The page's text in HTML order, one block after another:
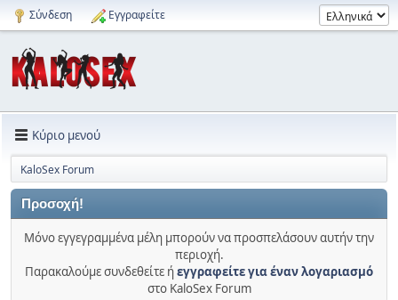
Σύνδεση Εγγραφείτε
Κύριο μενού
KaloSex Forum
Προσοχή!
Μόνο εγγεγραμμένα μέλη μπορούν να προσπελάσουν αυτήν την
περιοχή.
Παρακαλούμε συνδεθείτε ήεγγραφείτε για έναν λογαριασμό
στο KaloSex Forum